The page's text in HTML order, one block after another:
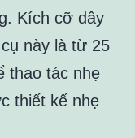
Kích cỡ dây
này là từ 25
thao tác nhẹ
thiết kế nhẹ